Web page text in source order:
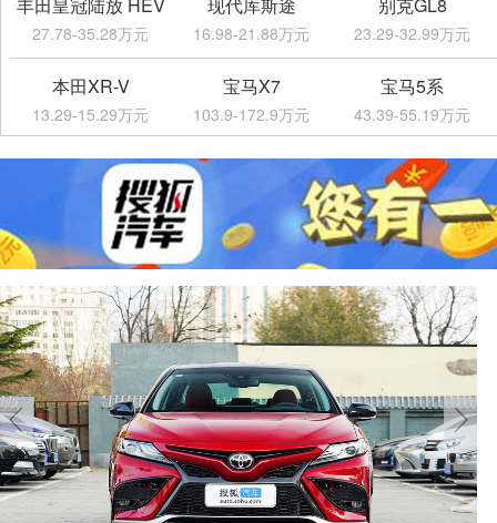
27.78-35.28万元 16.98-21.88万元 23.29-32.99万元
本田XR-V
13.29-15.29万元
宝马X7
103.9-172.9万元
宝马5系
43.39-55.19万元